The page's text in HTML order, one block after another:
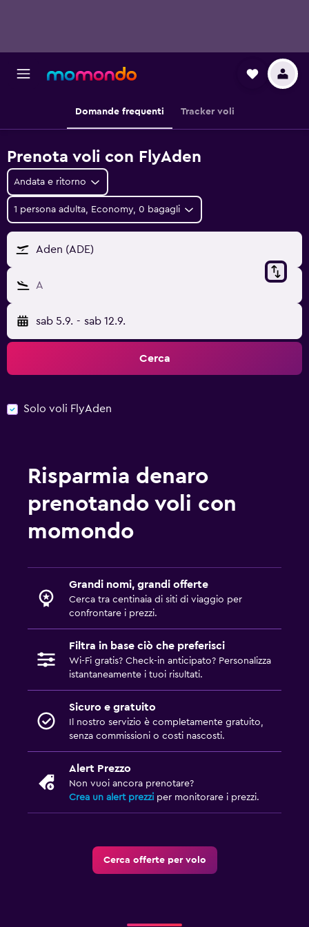
Domande frequenti Tracker voli
Prenota voli con FlyAden
Andata e ritorno
1 persona adulta, Economy, 0 bagagli
Aden (ADE)
A
sab 5.9. - sab 12.9.
Cerca
Solo voli FlyAden
Risparmia denaro
prenotando voli con
momondo
Grandi nomi, grandi offerte
Cerca tra centinaia di siti di viaggio per
confrontare i prezzi.
Filtra in base ciò che preferisci
Wi-Fi gratis? Check-in anticipato? Personalizza
istantaneamente i tuoi risultati.
Sicuro e gratuito
Il nostro servizio è completamente gratuito,
senza commissioni o costi nascosti.
Alert Prezzo
Non vuoi ancora prenotare?
Crea un alert prezzi per monitorare i prezzi.
Cerca offerte per volo